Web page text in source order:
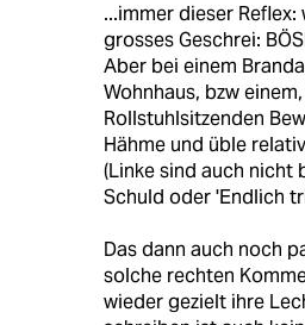
...immer dieser
grosses Geschrei:
Aber bei einem
Wohnhaus, bzw
Rollstuhlsitzenden
Hähme und üble
(Linke sind auch nicht
Schuld oder 'Endlich
Das dann auch noch
solche rechten
wieder gezielt ihre